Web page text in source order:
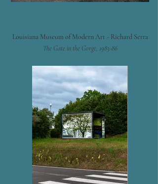
Louisiana Museum of Modern Art - Richard Serra
The Gate in the Gorge, 1983-86